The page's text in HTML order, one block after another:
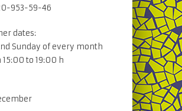
953-59-46
dates:
Sunday of every month
to 19:00 h